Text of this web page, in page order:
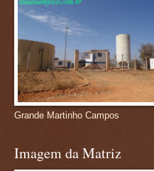
Grande Martinho Campos
Imagem da Matriz